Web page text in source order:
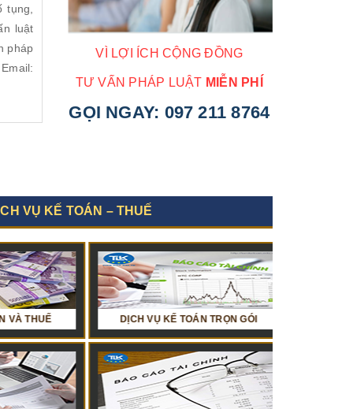
luật
pháp
VÌ LỢI ÍCH CỘNG ĐỒNG
TƯ VẤN PHÁP LUẬT MIỄN PHÍ
GỌI NGAY: 097 211 8764
TƯ VẤN LUẬT VỀ HẢI QUAN
VỤ KẾ TOÁN – THUẾ
DỊCH VỤ KẾ TOÁN TRỌN GÓI